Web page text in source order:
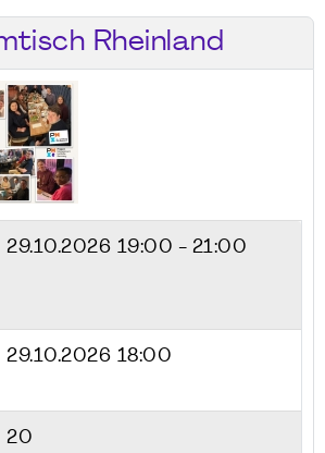
Rheinland
29.10.2026 19:00 - 21:00
29.10.2026 18:00
20